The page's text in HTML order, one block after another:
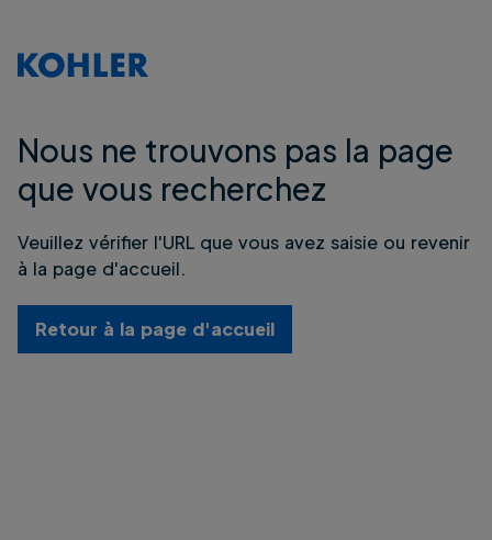
Nous ne trouvons pas la page
que vous recherchez
Veuillez vérifier l'URL que vous avez saisie ou revenir
à la page d'accueil.
Retour à la page d'accueil